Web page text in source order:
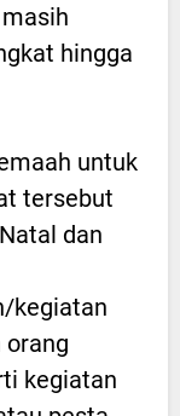
hingga
untuk
tersebut
dan
kegiatan
orang
kegiatan